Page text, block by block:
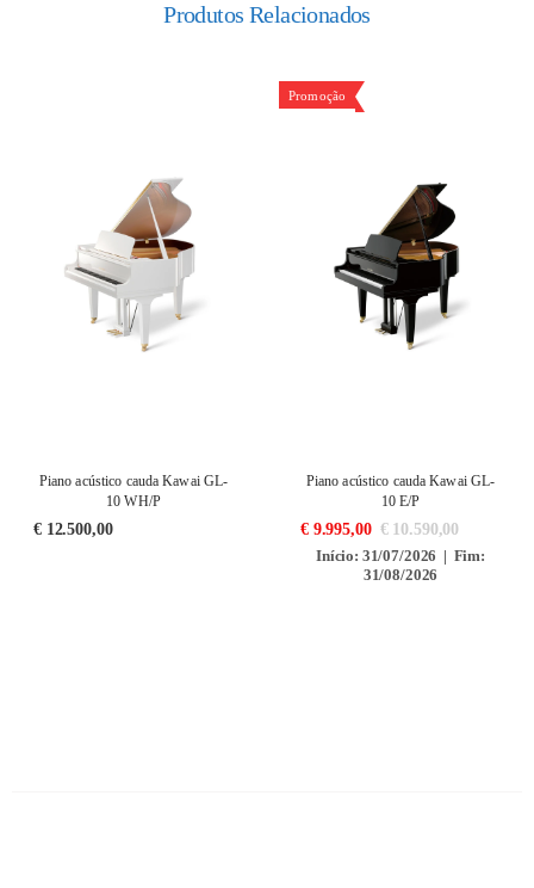
Produtos Relacionados
Piano acústico cauda Kawai GL-
10 WH/P
€12.500,00
Promoção
Piano acústico cauda Kawai GL-
10 E/P
€10.590,00
€9.995,00
Início: 31/07/2026 | Fim:
31/08/2026